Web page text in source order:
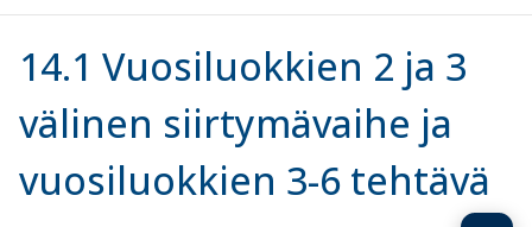
14.1 Vuosiluokkien 2 ja 3
välinen siirtymävaihe ja
vuosiluokkien 3-6 tehtävä